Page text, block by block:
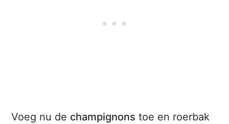
Voeg nu de champignons toe en roerbak